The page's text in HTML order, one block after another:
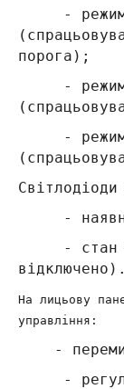
-
порога);
-
-
-
-
відключено).
На лицьову
управління:
-
-